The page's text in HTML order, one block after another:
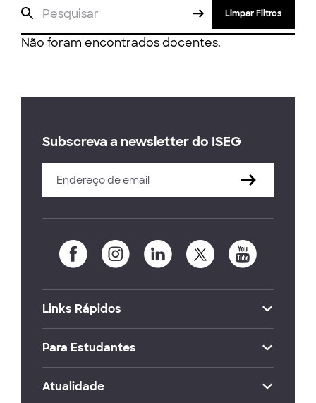
Limpar Filtros
Não foram encontrados docentes.
Subscreva a newsletter do ISEG
Links Rápidos
Para Estudantes
Atualidade